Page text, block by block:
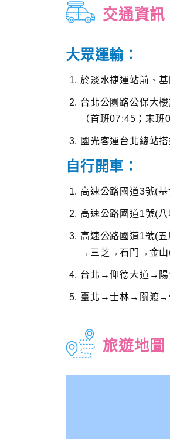
交通資訊
大眾運輸：
於淡水捷運站前、
台北公園路公保大
（首班07:45；末
國光客運台北總站
自行開車：
高速公路國道3號(
高速公路國道1號(
高速公路國道1號(
→三芝→石門→金山(
台北→仰德大道→陽
臺北→士林→關渡→
旅遊地圖